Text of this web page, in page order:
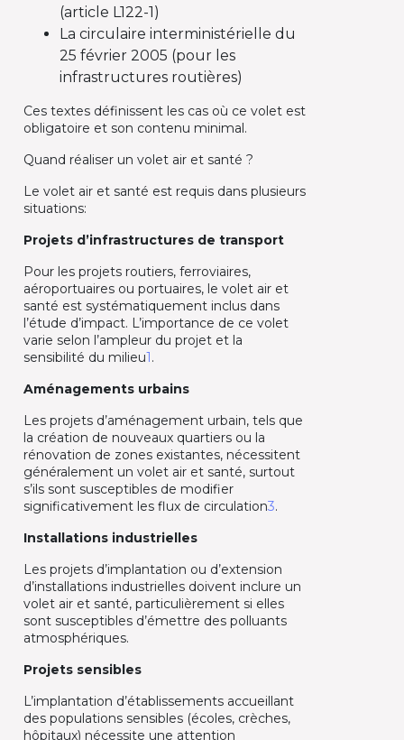
(article L122-1)
La circulaire interministérielle du
25 février 2005 (pour les
infrastructures routières)
Ces textes définissent les cas où ce volet est
obligatoire et son contenu minimal.
Quand réaliser un volet air et santé ?
Le volet air et santé est requis dans plusieurs
situations:
Projets d’infrastructures de transport
Pour les projets routiers, ferroviaires,
aéroportuaires ou portuaires, le volet air et
santé est systématiquement inclus dans
l’étude d’impact. L’importance de ce volet
varie selon l’ampleur du projet et la
sensibilité du milieu1.
Aménagements urbains
Les projets d’aménagement urbain, tels que
la création de nouveaux quartiers ou la
rénovation de zones existantes, nécessitent
généralement un volet air et santé, surtout
s’ils sont susceptibles de modifier
significativement les flux de circulation3.
Installations industrielles
Les projets d’implantation ou d’extension
d’installations industrielles doivent inclure un
volet air et santé, particulièrement si elles
sont susceptibles d’émettre des polluants
atmosphériques.
Projets sensibles
L’implantation d’établissements accueillant
des populations sensibles (écoles, crèches,
hôpitaux) nécessite une attention